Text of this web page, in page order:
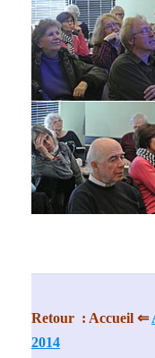
Show larger
Retour : Accueil ⇐
2014